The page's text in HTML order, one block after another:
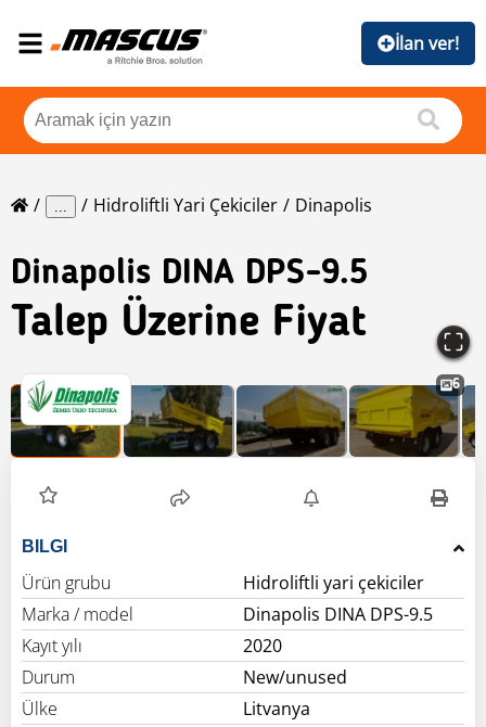
İlan ver!
... Hidroliftli Yari Çekiciler Dinapolis
Dinapolis DINA DPS-9.5
Talep Üzerine Fiyat
6
BILGI
Ürün grubu
Hidroliftli yari çekiciler
Marka / model
Dinapolis DINA DPS-9.5
Kayıt yılı
2020
Durum
New/unused
Ülke
Litvanya